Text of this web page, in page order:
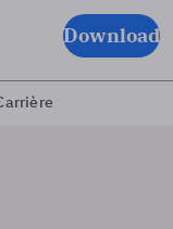
Download